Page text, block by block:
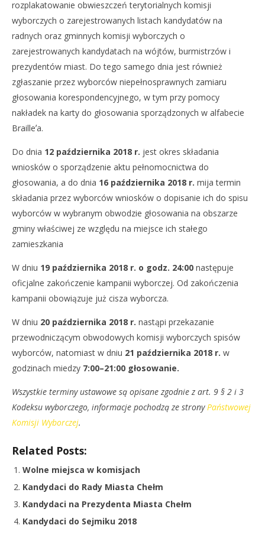
rozplakatowanie obwieszczeń terytorialnych komisji
wyborczych o zarejestrowanych listach kandydatów na
radnych oraz gminnych komisji wyborczych o
zarejestrowanych kandydatach na wójtów, burmistrzów i
prezydentów miast. Do tego samego dnia jest również
zgłaszanie przez wyborców niepełnosprawnych zamiaru
głosowania korespondencyjnego, w tym przy pomocy
nakładek na karty do głosowania sporządzonych w alfabecie
Brailleʼa.
Do dnia 12 października 2018 r. jest okres składania
wniosków o sporządzenie aktu pełnomocnictwa do
głosowania, a do dnia 16 października 2018 r. mija termin
składania przez wyborców wniosków o dopisanie ich do spisu
wyborców w wybranym obwodzie głosowania na obszarze
gminy właściwej ze względu na miejsce ich stałego
zamieszkania
W dniu 19 października 2018 r. o godz. 24:00 następuje
oficjalne zakończenie kampanii wyborczej. Od zakończenia
kampanii obowiązuje już cisza wyborcza.
W dniu 20 października 2018 r. nastąpi przekazanie
przewodniczącym obwodowych komisji wyborczych spisów
wyborców, natomiast w dniu 21 października 2018 r. w
godzinach miedzy 7:00–21:00 głosowanie.
Wszystkie terminy ustawowe są opisane zgodnie z art. 9 § 2 i 3
Kodeksu wyborczego, informacje pochodzą ze stronyPaństwowej
Komisji Wyborczej.
Related Posts:
Wolne miejsca w komisjach
Kandydaci do Rady Miasta Chełm
Kandydaci na Prezydenta Miasta Chełm
Kandydaci do Sejmiku 2018